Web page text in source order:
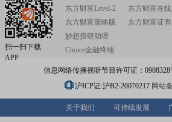
扫一扫下载
APP
东方财富Level-2
东方财富策略版
妙想投研助理
Choice金融终端
东方财富在
东方财富证
信息网络传播视听节目许可证：
沪ICP证:沪B2-20070217 网站
关于我们 可持续发展